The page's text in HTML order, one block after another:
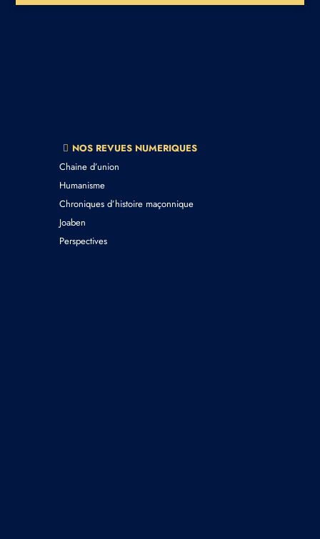
NOS REVUES NUMERIQUES
Chaine d’union
Humanisme
Chroniques d’histoire maçonnique
Joaben
Perspectives